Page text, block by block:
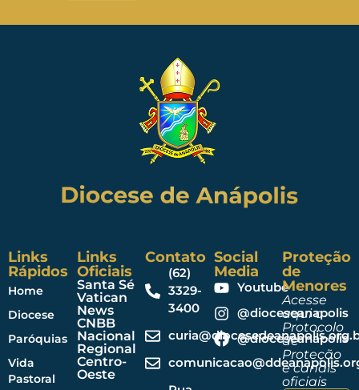
Links
Rápidos
Home
Diocese
Paróquias
Vida
Pastoral
Links
Oficiais
Santa Sé
Vatican
News
CNBB
Nacional
Regional
Centro-
Oeste
Contato
(62)
3329-
3400
Social
Media
Youtube
@dioceseanapolis
@dioceseanapolis
Proteção
de
Menores
Acesse
aqui o
Protocolo
de
Proteção
e canais
oficiais